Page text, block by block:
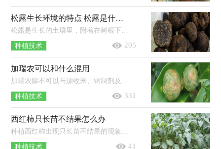
松露生长环境的特点 松露是什么东西
种植技术 205
加瑞农可以和什么混用
种植技术 331
西红柿只长苗不结果怎么办
种植技术 41